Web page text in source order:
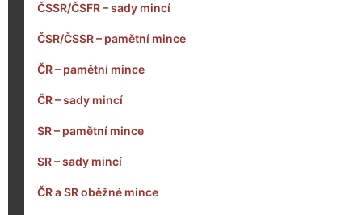
ČSSR/ČSFR – sady mincí
ČSR/ČSSR – pamětní mince
ČR – pamětní mince
ČR – sady mincí
SR – pamětní mince
SR – sady mincí
ČR a SR oběžné mince